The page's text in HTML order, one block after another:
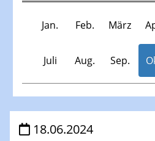
Jan. Feb. März
Juli Aug. Sep.
Veranstaltungen
18.06.2024